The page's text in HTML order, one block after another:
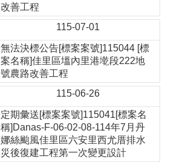
改善工程
115-07-01
無法決標公告[標案案號]115044 [標
案名稱]佳里區塭內里港墘段222地
號農路改善工程
115-06-26
定期彙送[標案案號]115041[標案名
稱]Danas-F-06-02-08-114年7月丹
娜絲颱風佳里區六安里西尤厝排水
災後復建工程第一次變更設計